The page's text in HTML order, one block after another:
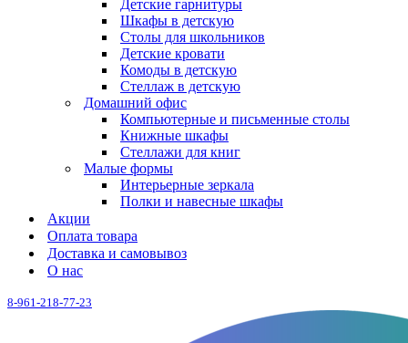
Детские гарнитуры
Шкафы в детскую
Столы для школьников
Детские кровати
Комоды в детскую
Стеллаж в детскую
Домашний офис
Компьютерные и письменные столы
Книжные шкафы
Стеллажи для книг
Малые формы
Интерьерные зеркала
Полки и навесные шкафы
Акции
Оплата товара
Доставка и самовывоз
О нас
8-961-218-77-23